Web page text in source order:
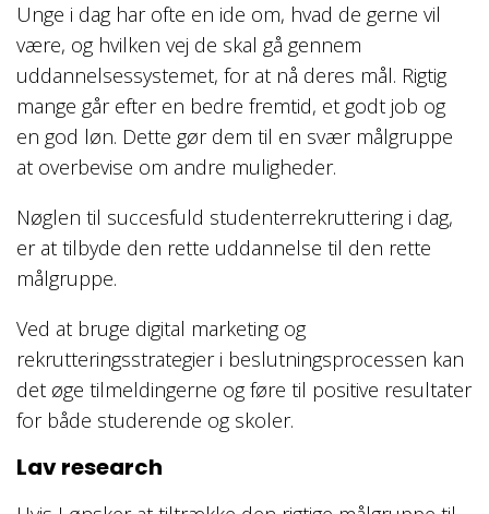
Unge i dag har ofte en ide om, hvad de gerne vil
være, og hvilken vej de skal gå gennem
uddannelsessystemet, for at nå deres mål. Rigtig
mange går efter en bedre fremtid, et godt job og
en god løn. Dette gør dem til en svær målgruppe
at overbevise om andre muligheder.
Nøglen til succesfuld studenterrekruttering i dag,
er at tilbyde den rette uddannelse til den rette
målgruppe.
Ved at bruge digital marketing og
rekrutteringsstrategier i beslutningsprocessen kan
det øge tilmeldingerne og føre til positive resultater
for både studerende og skoler.
Lav research